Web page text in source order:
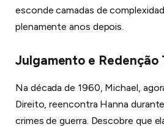
esconde camadas de
plenamente anos depois.
Julgamento e Redenção
Na década de 1960, Michael,
Direito, reencontra Hanna
crimes de guerra. Descobre que